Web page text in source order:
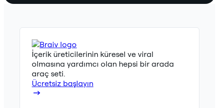
İçerik üreticilerinin küresel ve viral
olmasına yardımcı olan hepsi bir arada
araç seti.
Ücretsiz başlayın